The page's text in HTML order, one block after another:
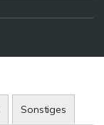
Sonstiges